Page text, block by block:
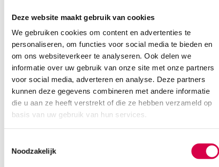
Deze website maakt gebruik van cookies
We gebruiken cookies om content en advertenties te
personaliseren, om functies voor social media te bieden en
om ons websiteverkeer te analyseren. Ook delen we
informatie over uw gebruik van onze site met onze partners
voor social media, adverteren en analyse. Deze partners
kunnen deze gegevens combineren met andere informatie
die u aan ze heeft verstrekt of die ze hebben verzameld op
basis van uw gebruik van hun services.
Noodzakelijk
Ook interessant